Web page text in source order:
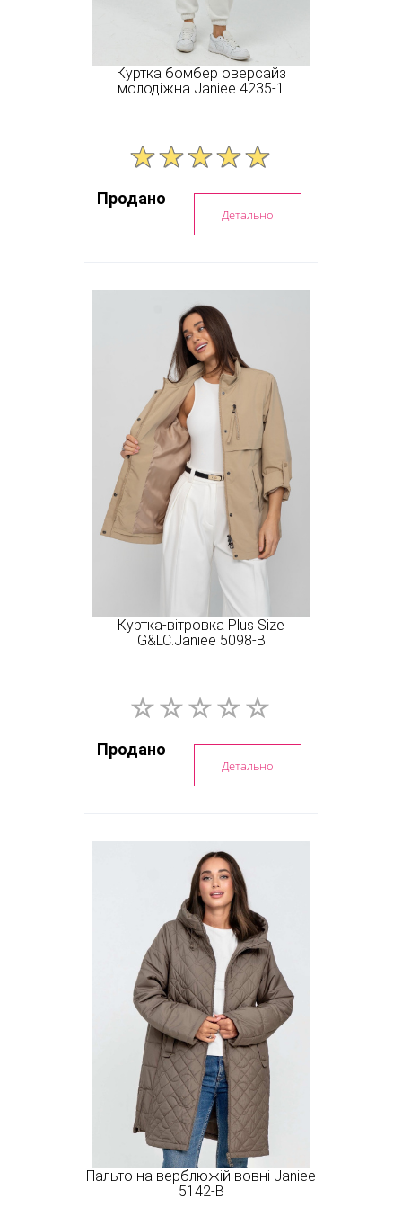
Куртка бомбер оверсайз
молодіжна Janiee 4235-1
Продано
Детально
Куртка-вітровка Plus Size
G&LC.Janiee 5098-B
Продано
Детально
Пальто на верблюжій вовні Janiee
5142-B